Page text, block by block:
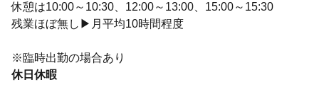
休憩は10:00～10:30、12:00～13:00、15:00～15:30
残業ほぼ無し▶月平均10時間程度
※臨時出勤の場合あり
休日休暇